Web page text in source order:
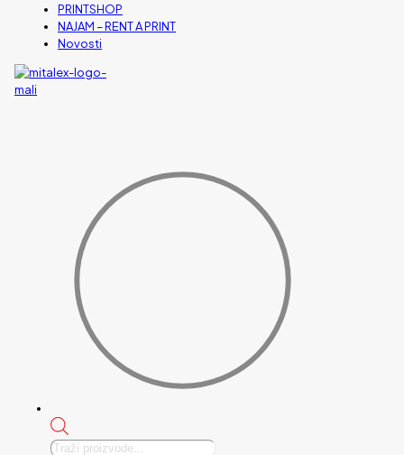
PRINTSHOP
NAJAM – RENT A PRINT
Novosti
Products